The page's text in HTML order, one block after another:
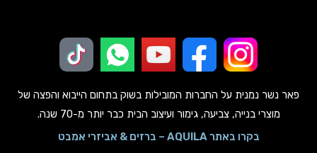
פאר נשר נמנית על החברות המובילות בשוק בתחום הייבוא והפצה של
מוצרי בנייה, צביעה, גימור ועיצוב הבית כבר יותר מ-70 שנה.
בקרו באתר AQUILA – ברזים & אביזרי אמבט